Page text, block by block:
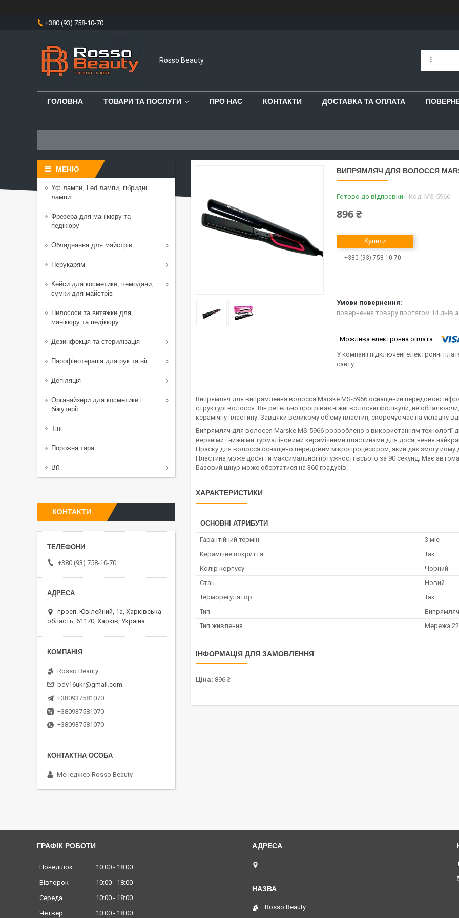
+380 (93) 758-10-70
Rosso Beauty
ГОЛОВНА ТОВАРИ ТА ПОСЛУГИ ПРО НАС КОНТАКТИ ДОСТАВКА ТА ОПЛАТА
ВИПРЯМЛЯЧ ДЛЯ ВОЛОССЯ
Готово до відправки Код: MS-5966
896 ₴
Купити
+380 (93) 758-10-70
повернення товару протягом 14 днів
У компанії підключені електронні
сайту.
Випрямляч для випрямлення волосся Marske MS-5966 оснащений передовою
структурі волосся. Він ретельно прогріває ніжні волосяні фолікули, не
керамічну пластину. Завдяки великому об'єму пластин, скорочує час на укладку
Випрямляч для волосся Marske MS-5966 розроблено з використанням технології
верхніми і нижніми турмаліновими керамічними пластинами для досягнення
Праску для волосся оснащено передовим мікропроцесором, який дає змогу йому
Пластина може досягти максимальної потужності всього за 90 секунд. Має
Базовий шнур може обертатися на 360 градусів.
ХАРАКТЕРИСТИКИ
ОСНОВНІ АТРИБУТИ
Гарантійний термін
3 міс
Керамічне покриття
Так
Колір корпусу
Чорний
Стан
Новий
Терморегулятор
Так
Тип
Тип живлення
Мережа
ІНФОРМАЦІЯ ДЛЯ ЗАМОВЛЕННЯ
Ціна: 896 ₴
Уф лампи, Led лампи, гібридні
лампи
Фрезера для манікюру та
педікюру
Обладнання для майстрів
Перукарям
Кейси для косметики, чемодани,
сумки для майстрів
Пилососи та витяжки для
манікюру та педікюру
Дезинфекція та стерилізація
Парофінотерапія для рук та ніг
Депіляція
Органайзери для косметики і
біжутерії
Тіні
Порожня тара
Вії
КОНТАКТИ
+380 (93) 758-10-70
просп. Ювілейний, 1а, Харківська
область, 61170, Харків, Україна
Rosso Beauty
bdv16ukr@gmail.com
+380937581070
+380937581070
+380937581070
Менеджер Rosso Beauty
ГРАФІК РОБОТИ
Понеділок 10:00
18:00
Вівторок
10:00
18:00
Середа
10:00
18:00
Четвер
10:00 18:00
Rosso Beauty